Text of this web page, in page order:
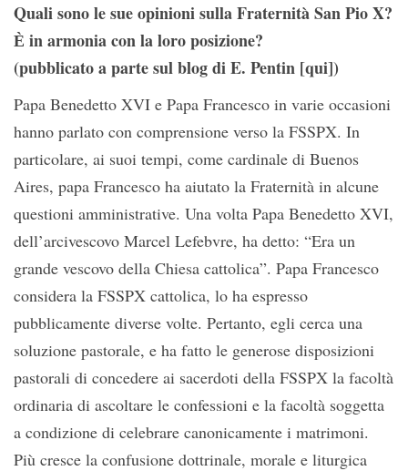
Quali sono le sue opinioni sulla Fraternità San Pio X?
Ѐ in armonia con la loro posizione?
(pubblicato a parte sul blog di E. Pentin [qui])
Papa Benedetto XVI e Papa Francesco in varie occasioni
hanno parlato con comprensione verso la FSSPX. In
particolare, ai suoi tempi, come cardinale di Buenos
Aires, papa Francesco ha aiutato la Fraternità in alcune
questioni amministrative. Una volta Papa Benedetto XVI,
dell’arcivescovo Marcel Lefebvre, ha detto: “Era un
grande vescovo della Chiesa cattolica”. Papa Francesco
considera la FSSPX cattolica, lo ha espresso
pubblicamente diverse volte. Pertanto, egli cerca una
soluzione pastorale, e ha fatto le generose disposizioni
pastorali di concedere ai sacerdoti della FSSPX la facoltà
ordinaria di ascoltare le confessioni e la facoltà soggetta
a condizione di celebrare canonicamente i matrimoni.
Più cresce la confusione dottrinale, morale e liturgica